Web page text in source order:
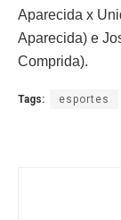
Aparecida x
Aparecida) e
Comprida).
Tags: esportes